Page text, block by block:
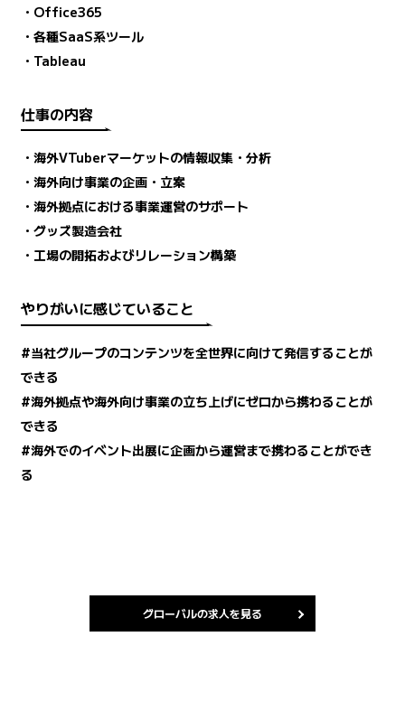
・Office365
・各種SaaS系ツール
・Tableau
仕事の内容
・海外VTuberマーケットの情報収集・分析
・海外向け事業の企画・立案
・海外拠点における事業運営のサポート
・グッズ製造会社
・工場の開拓およびリレーション構築
やりがいに感じていること
#当社グループのコンテンツを全世界に向けて発信することが
できる
#海外拠点や海外向け事業の立ち上げにゼロから携わることが
できる
#海外でのイベント出展に企画から運営まで携わることができ
る
グローバルの求人を見る